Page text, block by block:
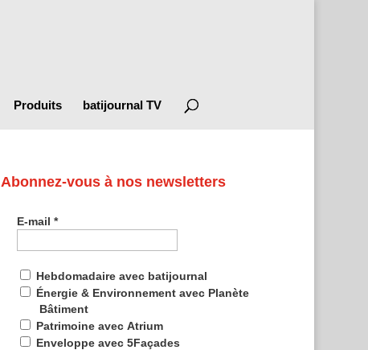
Produits batijournal TV
Abonnez-vous à nos newsletters
E-mail*
Hebdomadaire avec batijournal
Énergie & Environnement avec Planète
Bâtiment
Patrimoine avec Atrium
Enveloppe avec 5Façades